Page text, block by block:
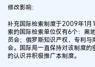
修改影响：
补充国际检索制度于2009年1月
索的国际检索单位仅有6个：奥
员会；俄罗斯知识产权、专利
会。国际局一直保持对该制度
的认识并积极推广本制度。